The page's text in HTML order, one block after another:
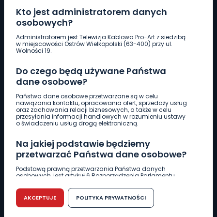
Kto jest administratorem danych
osobowych?
Administratorem jest Telewizja Kablowa Pro-Art z siedzibą
w miejscowości Ostrów Wielkopolski (63-400) przy ul.
Wolności 19.
Do czego będą używane Państwa
dane osobowe?
Państwa dane osobowe przetwarzane są w celu
nawiązania kontaktu, opracowania ofert, sprzedaży usług
oraz zachowania relacji biznesowych, a także w celu
przesyłania informacji handlowych w rozumieniu ustawy
o świadczeniu usług drogą elektroniczną.
Na jakiej podstawie będziemy
przetwarzać Państwa dane osobowe?
Podstawą prawną przetwarzania Państwa danych
osobowych, jest artykuł 6 Rozporządzenia Parlamentu
r. w sprawie ochrony osób fizycznych w związku z
przetwarzaniem danych osobowych w sprawie
swobodnego przepływu takich danych oraz uchylenia
dyrektywy 95/46/WE (RODO).
AKCEPTUJE POLITYKA PRYWATNOŚCI
Pobierz logotyp
661 997 997
REDAKCJA
62 735 22 22redakcja@wlkp24.info
DZIAŁ REKLAMY
62 735 01 85 reklama@wlkp24.info
WIADOMOŚCI
CIEKAWOSTKI